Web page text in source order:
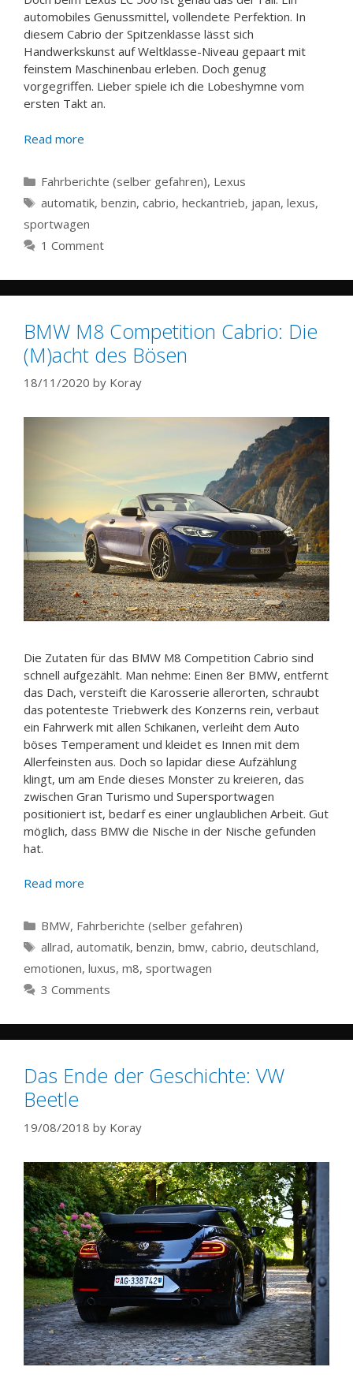
automobiles Genussmittel, vollendete Perfektion. In
diesem Cabrio der Spitzenklasse lässt sich
Handwerkskunst auf Weltklasse-Niveau gepaart mit
feinstem Maschinenbau erleben. Doch genug
vorgegriffen. Lieber spiele ich die Lobeshymne vom
ersten Takt an.
Read more
Categories
Fahrberichte (selber gefahren), Lexus
Tags
automatik, benzin, cabrio, heckantrieb, japan, lexus,
sportwagen
1 Comment
BMW M8 Competition Cabrio: Die
(M)acht des Bösen
18/11/2020 by Koray
Die Zutaten für das BMW M8 Competition Cabrio sind
schnell aufgezählt. Man nehme: Einen 8er BMW, entfernt
das Dach, versteift die Karosserie allerorten, schraubt
das potenteste Triebwerk des Konzerns rein, verbaut
ein Fahrwerk mit allen Schikanen, verleiht dem Auto
böses Temperament und kleidet es Innen mit dem
Allerfeinsten aus. Doch so lapidar diese Aufzählung
klingt, um am Ende dieses Monster zu kreieren, das
zwischen Gran Turismo und Supersportwagen
positioniert ist, bedarf es einer unglaublichen Arbeit. Gut
möglich, dass BMW die Nische in der Nische gefunden
hat.
Read more
Categories
BMW, Fahrberichte (selber gefahren)
Tags
allrad, automatik, benzin, bmw, cabrio, deutschland,
emotionen, luxus, m8, sportwagen
3 Comments
Das Ende der Geschichte: VW
Beetle
19/08/2018 by Koray